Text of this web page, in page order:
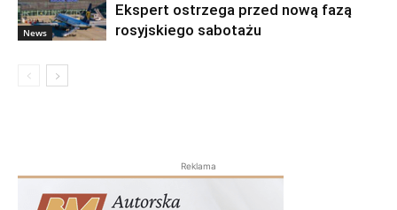
News
Ekspert ostrzega przed nową fazą
rosyjskiego sabotażu
Reklama